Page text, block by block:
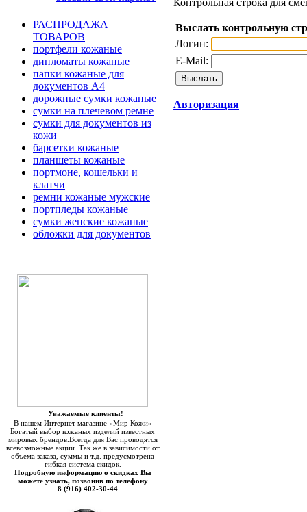
РАСПРОДАЖА
ТОВАРОВ
портфели кожаные
дипломаты кожаные
папки кожаные для
документов А4
дорожные сумки кожаные
сумки на плечевом ремне
сумки для документов из
кожи
барсетки кожаные
планшеты кожаные
портмоне, кошельки и
клатчи
ремни кожаные мужские
портпледы кожаные
сумки женские кожаные
обложки для документов
Уважаемые клиенты!
В нашем Интернет магазине «Мир Кожи»
Богатый выбор кожаных изделий известных
мировых брендов.Всегда для Вас проводятся
всевозможные акции. Так же в зависимости от
объема заказа, суммы и т.д. предусмотрена
гибкая система скидок.
Подробную информацию о скидках Вы
можете узнать, позвонив по телефону
8 (916) 402-30-44
Выслать контрольную
Логин:
E-Mail:
Авторизация